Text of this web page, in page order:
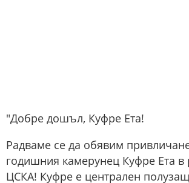
"Добре дошъл, Куфре Ета!
Радваме се да обявим
годишния камерунец Куфре Ета в
ЦСКА! Куфре е централен